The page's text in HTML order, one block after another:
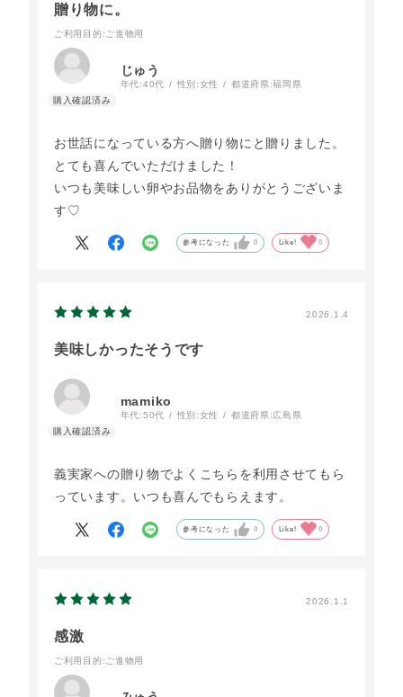
贈り物に。
ご利用目的 :ご進物用
じゅう
年代:40代 性別:女性 都道府県:福岡県
お世話になっている方へ贈り物にと贈りました。
とても喜んでいただけました！
いつも美味しい卵やお品物をありがとうございま
す♡
参考になった 0 Like! 0
2026.1.4
美味しかったそうです
mamiko
年代:50代 性別:女性 都道府県: 広島県
義実家への贈り物でよくこちらを利用させてもら
っています。いつも喜んでもらえます。
参考になった 0 Like! 0
2026.1.1
感激
ご利用目的 :ご進物用